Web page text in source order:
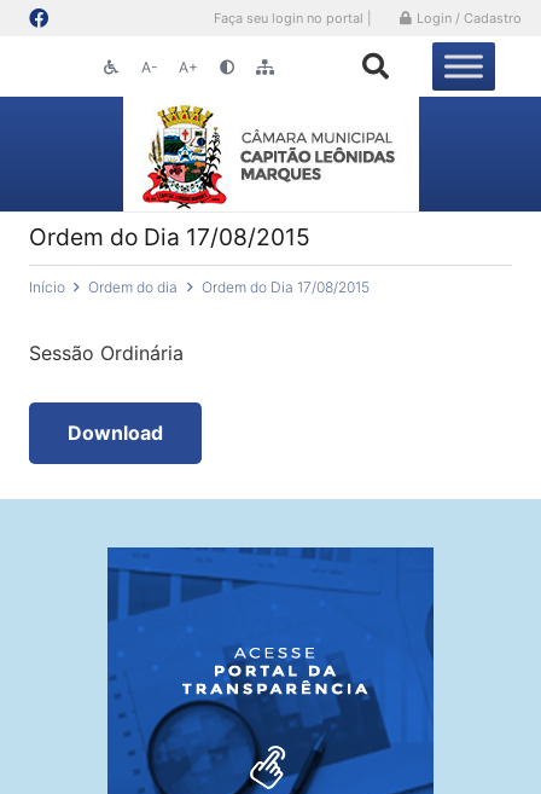
Faça seu login no portal | Login / Cadastro
A- A+
Ordem do Dia 17/08/2015
Início Ordem do dia Ordem do Dia 17/08/2015
Sessão Ordinária
Download